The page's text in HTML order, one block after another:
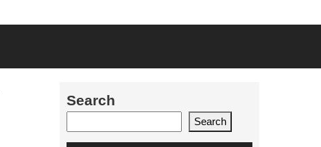
Search
Search